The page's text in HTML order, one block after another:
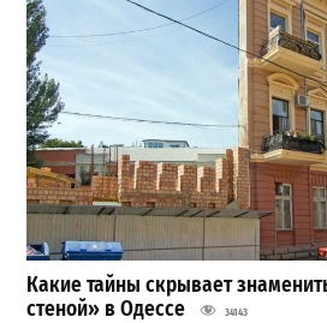
Какие тайны скрывает
стеной» в Одессе
34143